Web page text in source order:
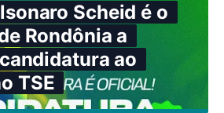
Scheid é o
Rondônia a
ao
TSE